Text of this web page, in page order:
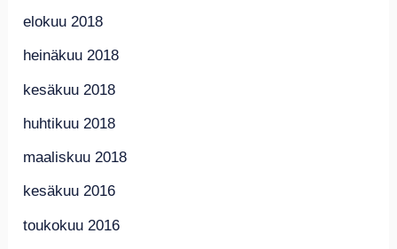
elokuu 2018
heinäkuu 2018
kesäkuu 2018
huhtikuu 2018
maaliskuu 2018
kesäkuu 2016
toukokuu 2016